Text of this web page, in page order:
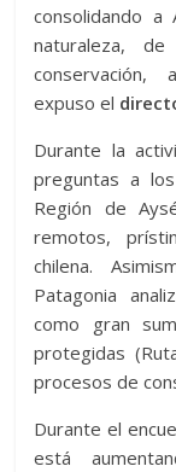
consolidando a
naturaleza,
conservación,
expuso el
Durante la
preguntas a
Región de
remotos,
chilena.
Patagonia
como gran
protegidas
procesos de
Durante el
está